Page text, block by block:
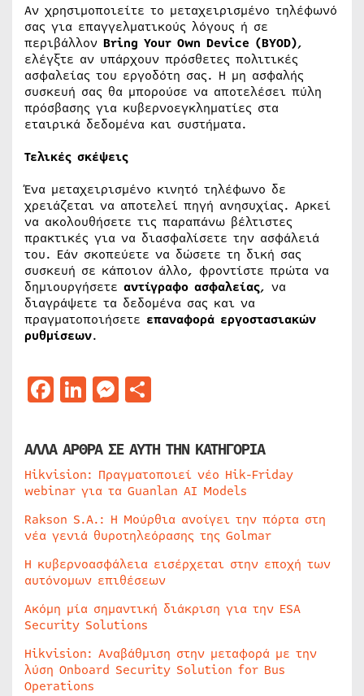
Αν χρησιμοποιείτε το μεταχειρισμένο τηλέφωνό
σας για επαγγελματικούς λόγους ή σε
περιβάλλον Bring Your Own Device (BYOD),
ελέγξτε αν υπάρχουν πρόσθετες πολιτικές
ασφαλείας του εργοδότη σας. Η μη ασφαλής
συσκευή σας θα μπορούσε να αποτελέσει πύλη
πρόσβασης για κυβερνοεγκληματίες στα
εταιρικά δεδομένα και συστήματα.
Τελικές σκέψεις
Ένα μεταχειρισμένο κινητό τηλέφωνο δε
χρειάζεται να αποτελεί πηγή ανησυχίας. Αρκεί
να ακολουθήσετε τις παραπάνω βέλτιστες
πρακτικές για να διασφαλίσετε την ασφάλειά
του. Εάν σκοπεύετε να δώσετε τη δική σας
συσκευή σε κάποιον άλλο, φροντίστε πρώτα να
δημιουργήσετε αντίγραφο ασφαλείας, να
διαγράψετε τα δεδομένα σας και να
πραγματοποιήσετε επαναφορά εργοστασιακών
ρυθμίσεων.
Facebook
LinkedIn
Messenger
ΑΛΛΑ ΑΡΘΡΑ ΣΕ ΑΥΤΗ ΤΗΝ ΚΑΤΗΓΟΡΙΑ
Hikvision: Πραγματοποιεί νέο Hik-Friday
webinar για τα Guanlan AI Models
Rakson S.A.: Η Μούρθια ανοίγει την πόρτα στη
νέα γενιά θυροτηλεόρασης της Golmar
Η κυβερνοασφάλεια εισέρχεται στην εποχή των
αυτόνομων επιθέσεων
Ακόμη μία σημαντική διάκριση για την ESA
Security Solutions
Hikvision: Αναβάθμιση στην μεταφορά με την
λύση Onboard Security Solution for Bus
Operations